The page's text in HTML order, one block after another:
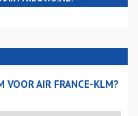
VOOR AIR FRANCE-KLM?